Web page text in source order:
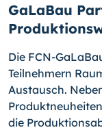
GaLaBau
Die FCN-
Teilnehmern
Austausch.
die